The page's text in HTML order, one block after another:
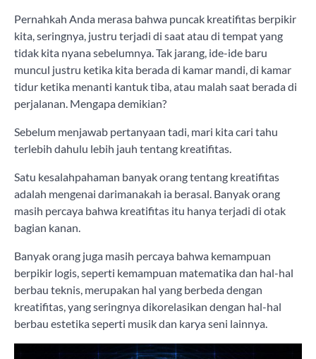
Pernahkah Anda merasa bahwa puncak kreatifitas berpikir
kita, seringnya, justru terjadi di saat atau di tempat yang
tidak kita nyana sebelumnya. Tak jarang, ide-ide baru
muncul justru ketika kita berada di kamar mandi, di kamar
tidur ketika menanti kantuk tiba, atau malah saat berada di
perjalanan. Mengapa demikian?
Sebelum menjawab pertanyaan tadi, mari kita cari tahu
terlebih dahulu lebih jauh tentang kreatifitas.
Satu kesalahpahaman banyak orang tentang kreatifitas
adalah mengenai darimanakah ia berasal. Banyak orang
masih percaya bahwa kreatifitas itu hanya terjadi di otak
bagian kanan.
Banyak orang juga masih percaya bahwa kemampuan
berpikir logis, seperti kemampuan matematika dan hal-hal
berbau teknis, merupakan hal yang berbeda dengan
kreatifitas, yang seringnya dikorelasikan dengan hal-hal
berbau estetika seperti musik dan karya seni lainnya.